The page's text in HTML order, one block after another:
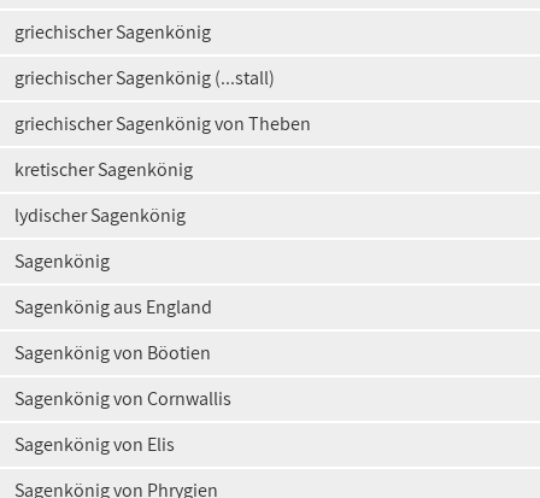
griechischer Sagenkönig
griechischer Sagenkönig (...stall)
griechischer Sagenkönig von Theben
kretischer Sagenkönig
lydischer Sagenkönig
Sagenkönig
Sagenkönig aus England
Sagenkönig von Böotien
Sagenkönig von Cornwallis
Sagenkönig von Elis
Sagenkönig von Phrygien